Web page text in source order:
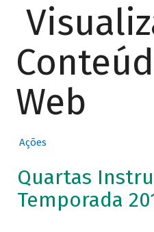
Web
Ações
Quartas
Temporada